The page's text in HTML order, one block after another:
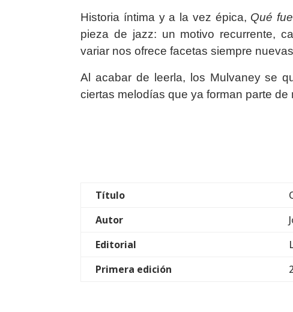
Historia íntima y a la vez épica, Qué
pieza de jazz: un motivo recurrente,
variar nos ofrece facetas siempre
Al acabar de leerla, los Mulvaney se
ciertas melodías que ya forman parte de
Título
Autor
Editorial
Primera edición